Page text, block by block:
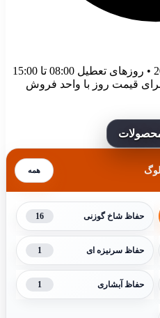
قیمت روز با واحد فروش
همه
حفاظ شاخ گوزنی 16
حفاظ سرنیزه ای 1
حفاظ آبشاری 1